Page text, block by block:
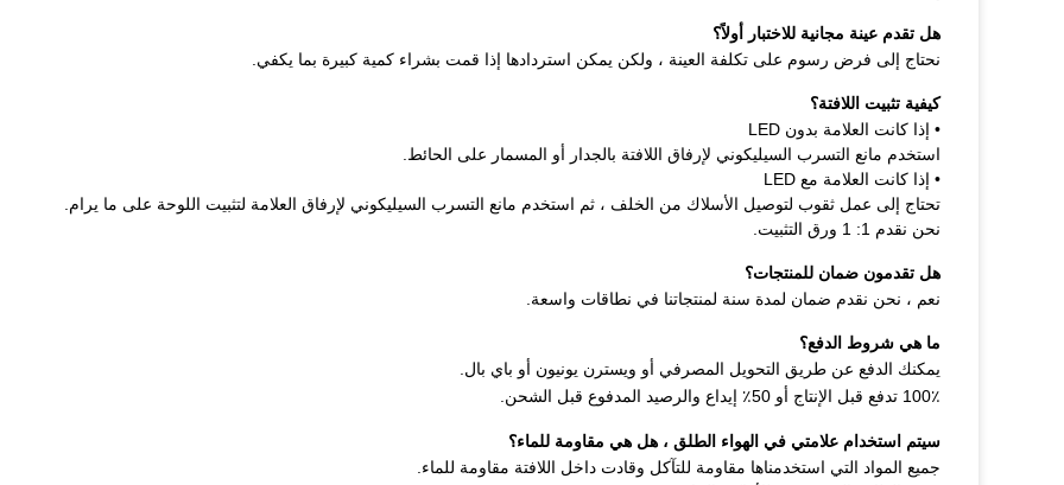
هل تقدم عينة مجانية للاختبار أولاً؟
نحتاج إلى فرض رسوم على تكلفة العينة ، ولكن يمكن استردادها إذا قمت بشراء كمية كبيرة بما يكفي.
كيفية تثبيت اللافتة؟
• إذا كانت العلامة بدون LED
استخدم مانع التسرب السيليكوني لإرفاق اللافتة بالجدار أو المسمار على الحائط.
• إذا كانت العلامة مع LED
تحتاج إلى عمل ثقوب لتوصيل الأسلاك من الخلف ، ثم استخدم مانع التسرب السيليكوني لإرفاق العلامة لتثبيت اللوحة على ما يرام.
نحن نقدم 1: 1 ورق التثبيت.
هل تقدمون ضمان للمنتجات؟
نعم ، نحن نقدم ضمان لمدة سنة لمنتجاتنا في نطاقات واسعة.
ما هي شروط الدفع؟
يمكنك الدفع عن طريق التحويل المصرفي أو ويسترن يونيون أو باي بال.
100٪ تدفع قبل الإنتاج أو 50٪ إيداع والرصيد المدفوع قبل الشحن.
سيتم استخدام علامتي في الهواء الطلق ، هل هي مقاومة للماء؟
جميع المواد التي استخدمناها مقاومة للتآكل وقادت داخل اللافتة مقاومة للماء.